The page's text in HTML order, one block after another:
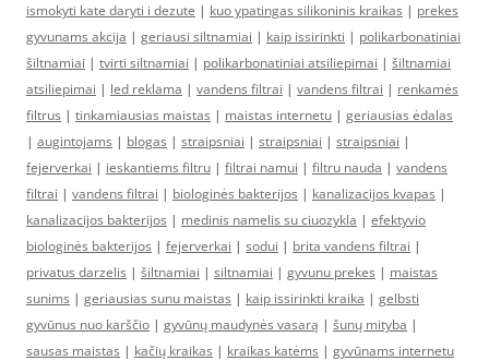
ismokyti kate daryti i dezute | kuo ypatingas silikoninis kraikas | prekes
gyvunams akcija | geriausi siltnamiai | kaip issirinkti | polikarbonatiniai
šiltnamiai | tvirti siltnamiai | polikarbonatiniai atsiliepimai | šiltnamiai
atsiliepimai | led reklama | vandens filtrai | vandens filtrai | renkamės
filtrus | tinkamiausias maistas | maistas internetu | geriausias ėdalas
| augintojams | blogas | straipsniai | straipsniai | straipsniai |
fejerverkai | ieskantiems filtru | filtrai namui | filtru nauda | vandens
filtrai | vandens filtrai | biologinės bakterijos | kanalizacijos kvapas |
kanalizacijos bakterijos | medinis namelis su ciuozykla | efektyvio
biologinės bakterijos | fejerverkai | sodui | brita vandens filtrai |
privatus darzelis | šiltnamiai | siltnamiai | gyvunu prekes | maistas
sunims | geriausias sunu maistas | kaip issirinkti kraika | gelbsti
gyvūnus nuo karščio | gyvūnų maudynės vasarą | šunų mityba |
sausas maistas | kačių kraikas | kraikas katėms | gyvūnams internetu